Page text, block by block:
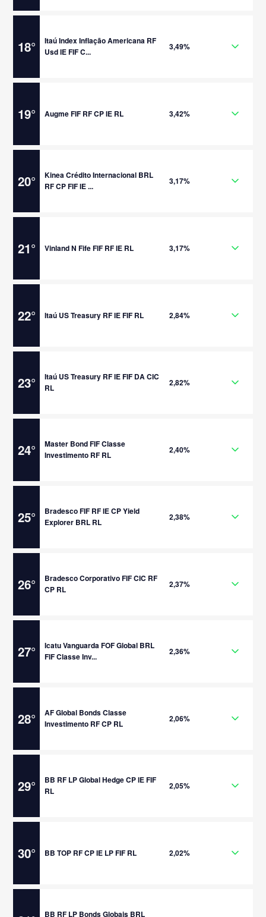
18°
Itaú Index Inflação Americana RF
Usd IE FIF C...
3,49%
19° Augme FIF RF CP IE RL 3,42%
20°
Kinea Crédito Internacional BRL
RF CP FIF IE ...
3,17%
21° Vinland N Fife FIF RF IE RL 3,17%
22° Itaú US Treasury RF IE FIF RL 2,84%
23°
Itaú US Treasury RF IE FIF DA CIC
RL
2,82%
24°
Master Bond FIF Classe
Investimento RF RL
2,40%
25°
Bradesco FIF RF IE CP Yield
Explorer BRL RL
2,38%
26°
Bradesco Corporativo FIF CIC RF
CP RL
2,37%
27°
Icatu Vanguarda FOF Global BRL
FIF Classe Inv...
2,36%
28°
AF Global Bonds Classe
Investimento RF CP RL
2,06%
29°
BB RF LP Global Hedge CP IE FIF
RL
2,05%
30° BB TOP RF CP IE LP FIF RL 2,02%
BB RF LP Bonds Globais BRL